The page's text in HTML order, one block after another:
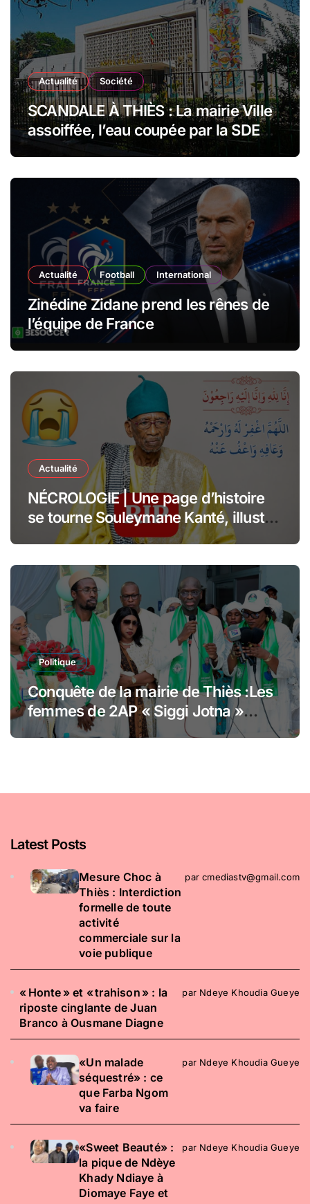
Actualité Société
SCANDALE À THIÈS : La mairie Ville
assoiffée, l’eau coupée par la SDE
pour impayés en plein festival de
Actualité Football International
Zinédine Zidane prend les rênes de
l’équipe de France
Actualité
NÉCROLOGIE | Une page d’histoire
se tourne Souleymane Kanté, illustre
collaborateur du Président Senghor,
Politique
Conquête de la mairie de Thiès :Les
femmes de 2AP « Siggi Jotna »
adoubent Abdoulaye Dièye et
Latest Posts
​Mesure Choc à
Thiès : Interdiction
formelle de toute
activité
commerciale sur la
voie publique
par cmediastv@gmail.com
« Honte » et « trahison » : la
riposte cinglante de Juan
Branco à Ousmane Diagne
par Ndeye Khoudia Gueye
«Un malade
séquestré» : ce
que Farba Ngom
va faire
par Ndeye Khoudia Gueye
«Sweet Beauté» :
la pique de Ndèye
Khady Ndiaye à
Diomaye Faye et
par Ndeye Khoudia Gueye